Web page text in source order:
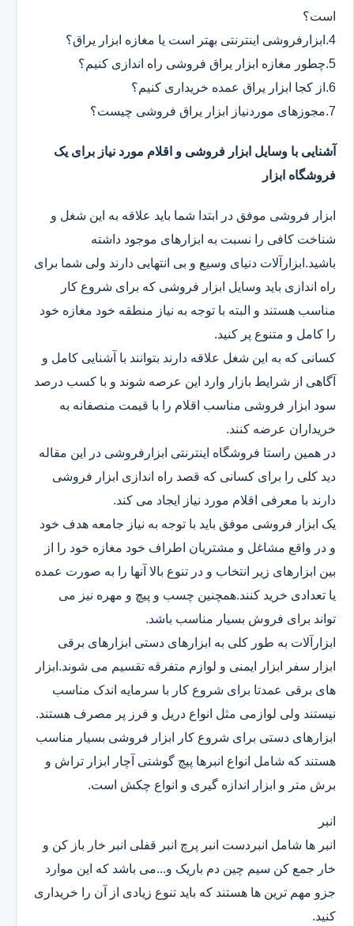
است؟
4.ابزارفروشی اینترنتی بهتر است یا مغازه ابزار یراق؟
5.چطور مغازه ابزار یراق فروشی راه اندازی کنیم؟
6.از کجا ابزار یراق عمده خریداری کنیم؟
7.مجوزهای موردنیاز ابزار یراق فروشی چیست؟
آشنایی با وسایل ابزار فروشی و اقلام مورد نیاز برای یک
فروشگاه ابزار
ابزار فروشی موفق در ابتدا شما باید علاقه به این شغل و
شناخت کافی را نسبت به ابزارهای موجود داشته
باشید.ابزارآلات دنیای وسیع و بی انتهایی دارند ولی شما برای
راه اندازی باید وسایل ابزار فروشی که برای شروع کار
مناسب هستند و البته با توجه به نیاز منطقه خود مغازه خود
را کامل و متنوع پر کنید.
کسانی که به این شغل علاقه دارند بتوانند با آشنایی کامل و
آگاهی از شرایط بازار وارد این عرصه شوند و با کسب درصد
سود ابزار فروشی مناسب اقلام را با قیمت منصفانه به
خریداران عرضه کنند.
در همین راستا فروشگاه اینترنتی ابزارفروشی در این مقاله
دید کلی را برای کسانی که قصد راه اندازی ابزار فروشی
دارند با معرفی اقلام مورد نیاز ایجاد می کند.
یک ابزار فروشی موفق باید با توجه به نیاز جامعه هدف خود
و در واقع مشاغل و مشتریان اطراف خود مغازه خود را از
بین ابزارهای زیر انتخاب و در تنوع بالا آنها را به صورت عمده
یا تعدادی خرید کنند.همچنین چسب و پیچ و مهره نیز می
تواند برای فروش بسیار مناسب باشد.
ابزارآلات به طور کلی به ابزارهای دستی ابزارهای برقی
ابزار سفر ابزار ایمنی و لوازم متفرقه تقسیم می شوند.ابزار
های برقی عمدتا برای شروع کار با سرمایه اندک مناسب
نیستند ولی لوازمی مثل انواع دریل و فرز پر مصرف هستند.
ابزارهای دستی برای شروع کار ابزار فروشی بسیار مناسب
هستند که شامل انواع انبرها پیچ گوشتی آچار ابزار تراش و
برش متر و ابزار اندازه گیری و انواع چکش است.
انبر
انبر ها شامل انبردست انبر پرچ انبر قفلی انبر خار باز کن و
خار جمع کن سیم چین دم باریک و...می باشد که این موارد
جزو مهم ترین ها هستند که باید تنوع زیادی از آن را خریداری
کنید.